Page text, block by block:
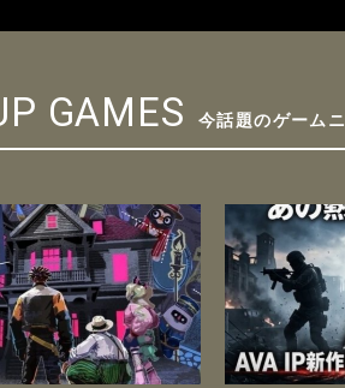
GAMES 今話題のゲーム